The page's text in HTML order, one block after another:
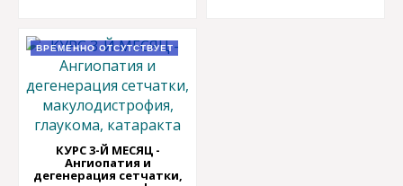
ВРЕМЕННО ОТСУТСТВУЕТ
КУРС 3-Й МЕСЯЦ -
Ангиопатия и
дегенерация сетчатки,